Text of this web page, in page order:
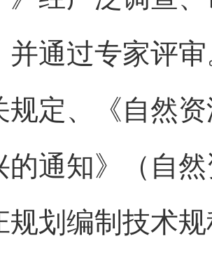
并通过专家评
规定、《自然
的通知》（自
规划编制技术